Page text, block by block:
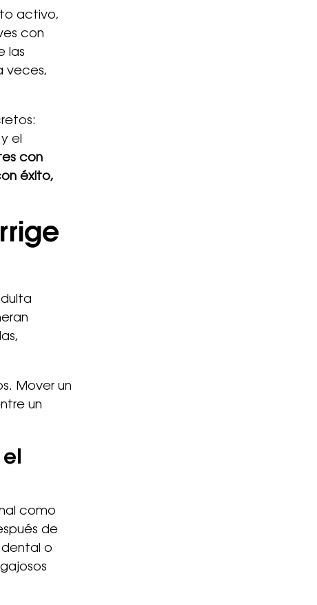
activo,
con
las
veces,
el
con
éxito,
Mover un
un
como
de
o